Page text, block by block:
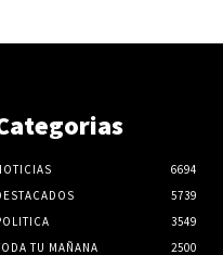
6694
5739
3549
TU MAÑANA
2500